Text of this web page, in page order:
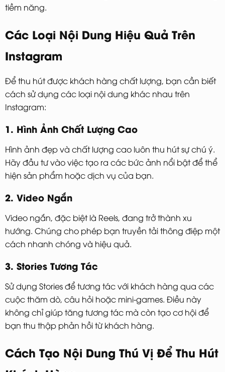
tiềm năng.
Các Loại Nội Dung Hiệu Quả Trên
Instagram
Để thu hút được khách hàng chất lượng, bạn cần biết
cách sử dụng các loại nội dung khác nhau trên
Instagram:
1. Hình Ảnh Chất Lượng Cao
Hình ảnh đẹp và chất lượng cao luôn thu hút sự chú ý.
Hãy đầu tư vào việc tạo ra các bức ảnh nổi bật để thể
hiện sản phẩm hoặc dịch vụ của bạn.
2. Video Ngắn
Video ngắn, đặc biệt là Reels, đang trở thành xu
hướng. Chúng cho phép bạn truyền tải thông điệp một
cách nhanh chóng và hiệu quả.
3. Stories Tương Tác
Sử dụng Stories để tương tác với khách hàng qua các
cuộc thăm dò, câu hỏi hoặc mini-games. Điều này
không chỉ giúp tăng tương tác mà còn tạo cơ hội để
bạn thu thập phản hồi từ khách hàng.
Cách Tạo Nội Dung Thú Vị Để Thu Hút